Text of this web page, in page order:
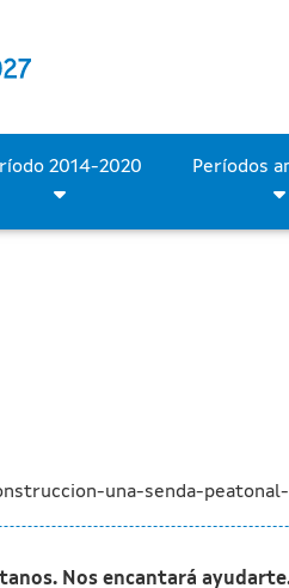
de una
una-senda-
Nos encantará